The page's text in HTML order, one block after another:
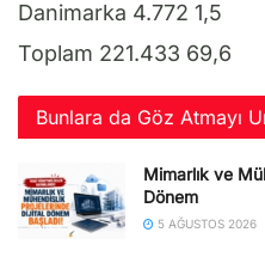
Danimarka 4.772 1,5
Toplam 221.433 69,6
Bunlara da Göz Atmayı
Mimarlık ve
Dönem
5 AĞUSTOS 2026